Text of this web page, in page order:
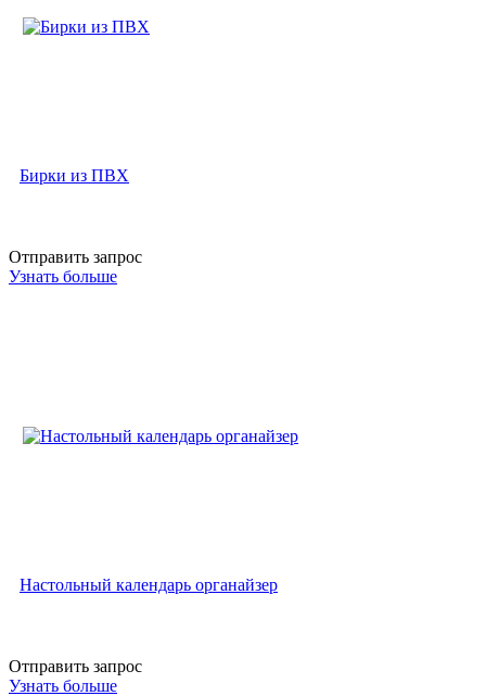
Бирки из ПВХ
Отправить запрос
Узнать больше
Настольный календарь органайзер
Отправить запрос
Узнать больше